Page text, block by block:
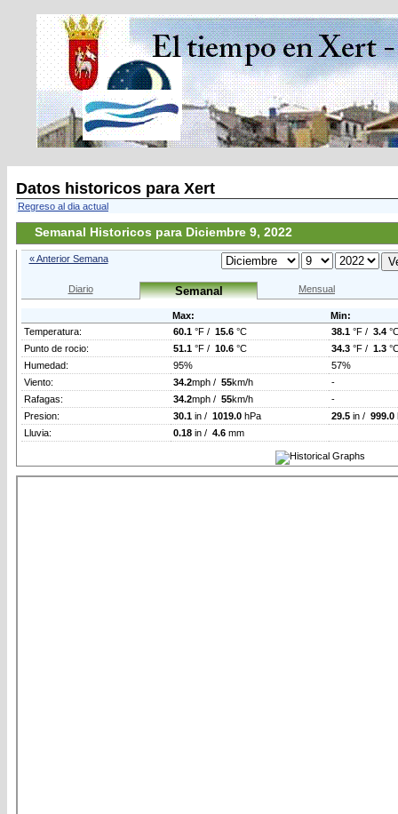
Datos historicos para Xert
Regreso al dia actual
Semanal Historicos para Diciembre 9, 2022
« Anterior Semana
Diario Semanal Mensual
Max:
Min:
Temperatura:
60.1 °F / 15.6 °C 38.1 °F / 3.4
Punto de rocio:
51.1 °F / 10.6 °C 34.3 °F / 1.3
Humedad:
95%
57%
Viento:
34.2mph / 55km/h
-
Rafagas:
34.2mph / 55km/h
-
Presion:
30.1 in / 1019.0 hPa 29.5 in / 999.0
Lluvia:
0.18 in / 4.6 mm